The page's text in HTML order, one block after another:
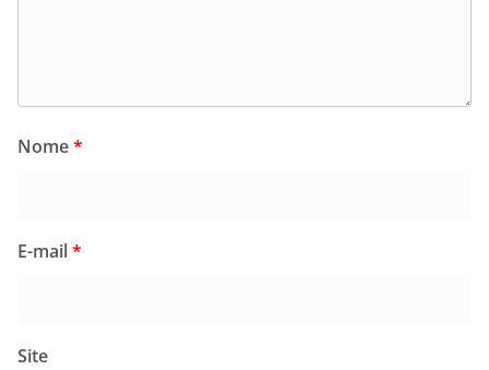
Nome*
E-mail*
Site